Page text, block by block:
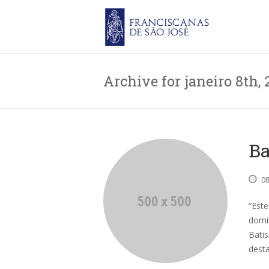
Archive for janeiro 8th,